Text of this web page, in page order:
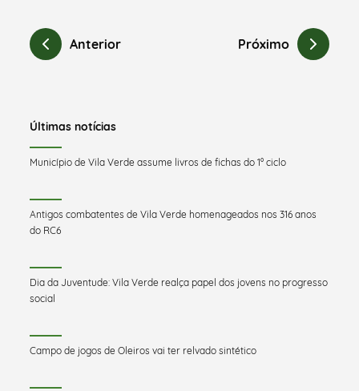
Anterior Próximo
Últimas notícias
Município de Vila Verde assume livros de fichas do 1º ciclo
Antigos combatentes de Vila Verde homenageados nos 316 anos
do RC6
Dia da Juventude: Vila Verde realça papel dos jovens no progresso
social
Campo de jogos de Oleiros vai ter relvado sintético